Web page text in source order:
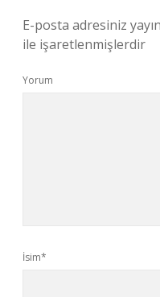
E-posta adresiniz
ile işaretlenmişlerdir
Yorum
İsim*